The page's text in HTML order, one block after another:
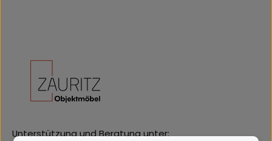
Unterstützung und Beratung unter: